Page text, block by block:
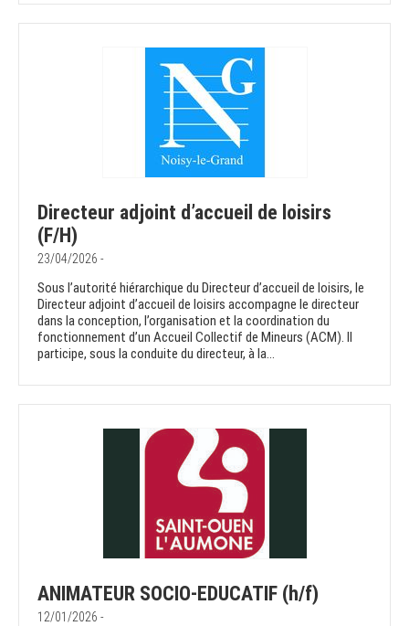
Directeur adjoint d’accueil de loisirs
(F/H)
23/04/2026 -
Sous l’autorité hiérarchique du Directeur d’accueil de loisirs, le
Directeur adjoint d’accueil de loisirs accompagne le directeur
dans la conception, l’organisation et la coordination du
fonctionnement d’un Accueil Collectif de Mineurs (ACM). Il
participe, sous la conduite du directeur, à la...
ANIMATEUR SOCIO-EDUCATIF (h/f)
12/01/2026 -